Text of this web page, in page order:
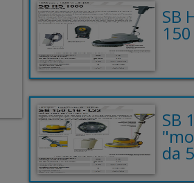
SB
SB
da